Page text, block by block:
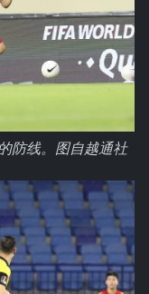
防线。图自越通社